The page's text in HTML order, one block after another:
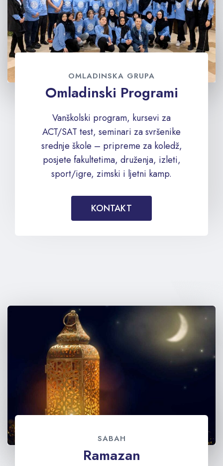
OMLADINSKA GRUPA
Omladinski Programi
Vanškolski program, kursevi za
ACT/SAT test, seminari za svršenike
srednje škole – pripreme za koledž,
posjete fakultetima, druženja, izleti,
sport/igre, zimski i ljetni kamp.
KONTAKT
SABAH
Ramazan